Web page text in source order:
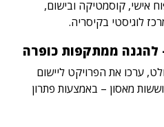
אישי, קוסמטיקה ובישום,
לוגיסטי בקיסריה.
ערכו את הפרויקט ליישום
מאסון – באמצעות פתרון